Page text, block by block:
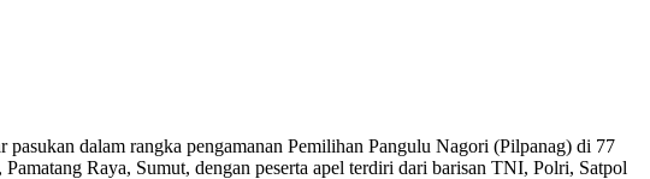
dalam rangka pengamanan Pemilihan Pangulu Nagori (Pilpanag) di 77
Raya, Sumut, dengan peserta apel terdiri dari barisan TNI, Polri, Satpol